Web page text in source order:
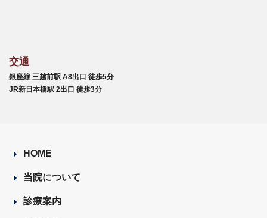
交通
銀座線 三越前駅 A8出口 徒歩5分
JR新日本橋駅 2出口 徒歩3分
HOME
当院について
診療案内